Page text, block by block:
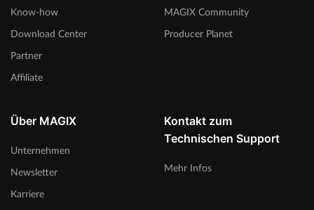
Know-how
Download Center
Partner
Affiliate
MAGIX Community
Producer Planet
Über MAGIX
Unternehmen
Newsletter
Karriere
Kontakt zum
Technischen Support
Mehr Infos